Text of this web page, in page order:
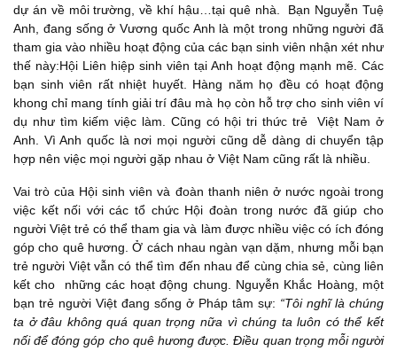
dự án về môi trường, về khí hậu…tại quê nhà. Bạn Nguyễn Tuệ
Anh, đang sống ở Vương quốc Anh là một trong những người đã
tham gia vào nhiều hoạt động của các bạn sinh viên nhận xét như
thế này:Hội Liên hiệp sinh viên tại Anh hoạt động mạnh mẽ. Các
bạn sinh viên rất nhiệt huyết. Hàng năm họ đều có hoạt động
khong chỉ mang tính giải trí đâu mà họ còn hỗ trợ cho sinh viên ví
dụ như tìm kiếm việc làm. Cũng có hội tri thức trẻ Việt Nam ở
Anh. Vì Anh quốc là nơi mọi người cũng dễ dàng di chuyển tập
hợp nên việc mọi người gặp nhau ở Việt Nam cũng rất là nhiều.
Vai trò của Hội sinh viên và đoàn thanh niên ở nước ngoài trong
việc kết nối với các tổ chức Hội đoàn trong nước đã giúp cho
người Việt trẻ có thể tham gia và làm được nhiều việc có ích đóng
góp cho quê hương. Ở cách nhau ngàn vạn dặm, nhưng mỗi bạn
trẻ người Việt vẫn có thể tìm đến nhau để cùng chia sẻ, cùng liên
kết cho những các hoạt động chung. Nguyễn Khắc Hoàng, một
bạn trẻ người Việt đang sống ở Pháp tâm sự: “Tôi nghĩ là chúng
ta ở đâu không quá quan trọng nữa vì chúng ta luôn có thể kết
nối để đóng góp cho quê hương được. Điều quan trọng mỗi người